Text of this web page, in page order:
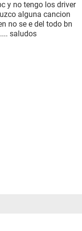
y no tengo los driver
alguna cancion
no se e del todo bn
saludos